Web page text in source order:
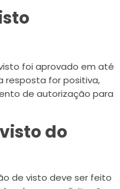
foi aprovado em até
resposta for positiva,
de autorização para
do
de visto deve ser feito